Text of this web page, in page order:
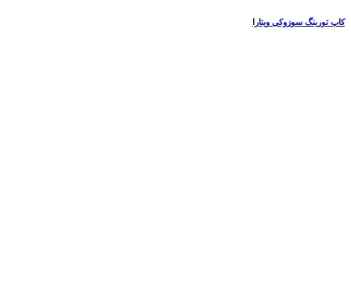
کاپ تورینگ سوزوکی ویتارا